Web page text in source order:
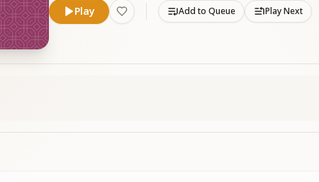
Play Add to Queue Play Next